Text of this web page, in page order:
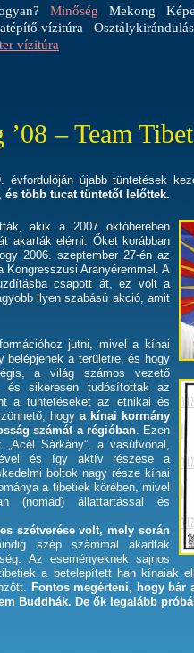
Minőség Mekong
vízitúra Osztálykirándulás
vízitúra
’08 – Team Tibet
újabb tüntetések
és több tucat tüntetőt lelőttek.
akik a 2007 októberében
akarták elérni. Őket korábban
2006. szeptember 27-én az
Aranyéremmel. A
csapott át, ez volt a
ilyen szabású akció, amit
jutni, mivel a kínai
belépjenek a területre, és hogy
a világ számos vezető
és sikeresen tudósítottak az
a tüntetéseket az etnikai és
hogy a kínai kormány
számát a régióban. Ezen
Sárkány”, a vasútvonal,
és így aktív részese a
boltok nagy része kínai
a tibetiek körében, mivel
(nomád) állattartással és
szétverése volt, mely során
szép számmal akadtak
Az eseményeknek sajnos
a betelepített han kínaiak
Fontos megérteni, hogy bár
Buddhák. De ők legalább